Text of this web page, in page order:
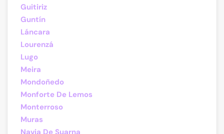
Guitiriz
Guntín
Láncara
Lourenzá
Lugo
Meira
Mondoñedo
Monforte De Lemos
Monterroso
Muras
Navia De Suarna